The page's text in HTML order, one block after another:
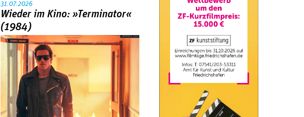
31.07.2026
Wieder im Kino: »Terminator«
(1984)